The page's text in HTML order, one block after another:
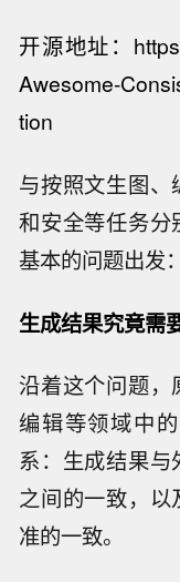
开源地址：
Awesome-
tion
与按照文生图
和安全等任务分
基本的问题出发：
生成结果究竟需
沿着这个问题，
编辑等领域中
系：生成结果
之间的一致，
准的一致。